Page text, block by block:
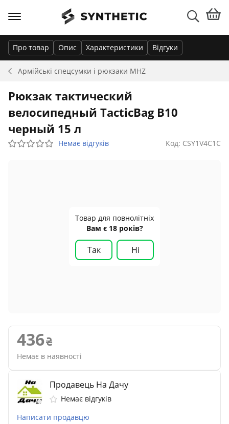
Армійські спецсумки і рюкзаки MHZ
Про товар Опис Характеристики Відгуки
Рюкзак тактический
велосипедный TacticBag B10
черный 15 л
Немає відгуків Код: CSY1V4C1C
Товар для повнолітніх
Вам є 18 років?
Так Ні
436
Немає в наявності
Продавець На Дачу
Немає відгуків
Написати продавцю